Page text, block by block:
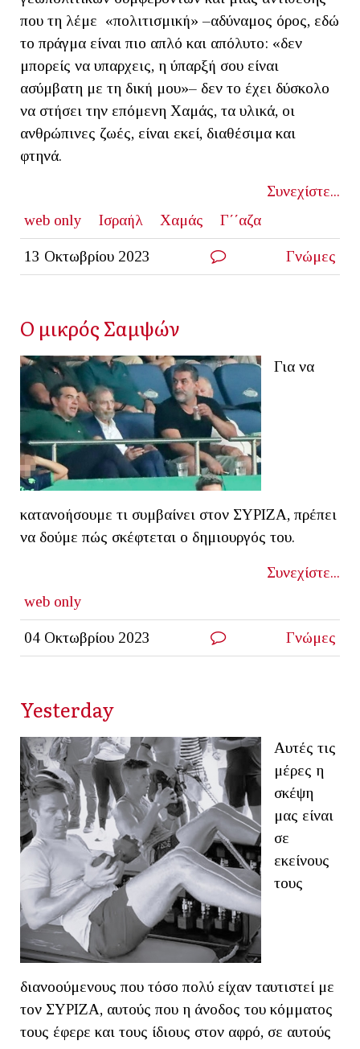
που τη λέμε «πολιτισμική» –αδύναμος όρος, εδώ
το πράγμα είναι πιο απλό και απόλυτο: «δεν
μπορείς να υπαρχεις, η ύπαρξή σου είναι
ασύμβατη με τη δική μου»– δεν το έχει δύσκολο
να στήσει την επόμενη Χαμάς, τα υλικά, οι
ανθρώπινες ζωές, είναι εκεί, διαθέσιμα και
φτηνά.
Συνεχίστε...
web only
Ισραήλ Χαμάς Γ΄΄αζα
13 Οκτωβρίου 2023 Γνώμες
Ο μικρός Σαμψών
Για να
κατανοήσουμε τι συμβαίνει στον ΣYΡΙΖΑ, πρέπει
να δούμε πώς σκέφτεται ο δημιουργός του.
Συνεχίστε...
web only
04 Οκτωβρίου 2023 Γνώμες
Yesterday
Αυτές τις
μέρες η
σκέψη
μας είναι
σε
εκείνους
τους
διανοούμενους που τόσο πολύ είχαν ταυτιστεί με
τον ΣΥΡΙΖΑ, αυτούς που η άνοδος του κόμματος
τους έφερε και τους ίδιους στον αφρό, σε αυτούς